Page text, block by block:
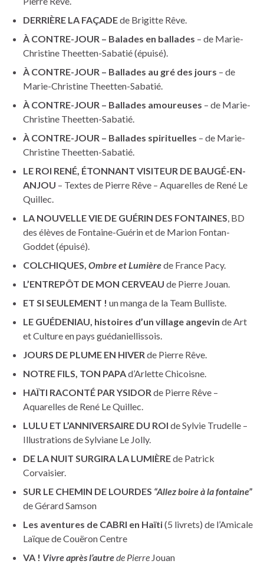
DERRIÈRE LA FAÇADEde Brigitte Rêve.
À CONTRE-JOUR – Balades en ballades – de Marie-
Christine Theetten-Sabatié (épuisé).
À CONTRE-JOUR – Ballades au gré des jours – de
Marie-Christine Theetten-Sabatié.
À CONTRE-JOUR – Ballades amoureuses – de Marie-
Christine Theetten-Sabatié.
À CONTRE-JOUR – Ballades spirituelles – de Marie-
Christine Theetten-Sabatié.
LE ROI RENÉ, ÉTONNANT VISITEUR DE BAUGÉ-EN-
ANJOU – Textes de Pierre Rêve – Aquarelles de René Le
Quillec.
LA NOUVELLE VIE DE GUÉRIN DES FONTAINES, BD
des élèves de Fontaine-Guérin et de Marion Fontan-
Goddet (épuisé).
COLCHIQUES, Ombre et Lumièrede France Pacy.
L’ENTREPÔT DE MON CERVEAU de Pierre Jouan.
ET SI SEULEMENT ! un manga de la Team Bulliste.
LE GUÉDENIAU, histoires d’un village angevin de Art
et Culture en pays guédaniellissois.
JOURS DE PLUME EN HIVER de Pierre Rêve.
NOTRE FILS, TON PAPAd’Arlette Chicoisne.
HAÏTI RACONTÉ PAR YSIDOR de Pierre Rêve –
Aquarelles de René Le Quillec.
LULU ET L’ANNIVERSAIRE DU ROI de Sylvie Trudelle –
Illustrations de Sylviane Le Jolly.
DE LA NUIT SURGIRA LA LUMIÈREde Patrick
Corvaisier.
SUR LE CHEMIN DE LOURDES “Allez boire à la fontaine”
de Gérard Samson
Les aventures de CABRI en Haïti(5 livrets) de l’Amicale
Laïque de Couëron Centre
VA ! Vivre après l’autrede Pierre Jouan